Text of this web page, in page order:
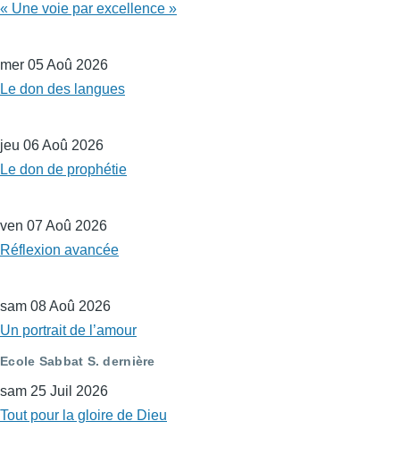
« Une voie par excellence »
mer 05 Aoû 2026
Le don des langues
jeu 06 Aoû 2026
Le don de prophétie
ven 07 Aoû 2026
Réflexion avancée
sam 08 Aoû 2026
Un portrait de l’amour
Ecole Sabbat S. dernière
sam 25 Juil 2026
Tout pour la gloire de Dieu